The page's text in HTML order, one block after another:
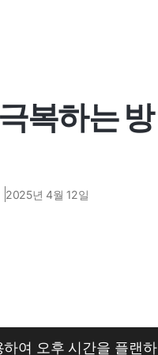
복하는 방
2025년 4월 12일
여 오후 시간을 플랜하